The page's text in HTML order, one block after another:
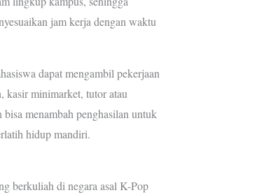
jam kerja dengan waktu
dapat mengambil pekerjaan
kasir minimarket, tutor atau
menambah penghasilan untuk
hidup mandiri.
berkuliah di negara asal K-Pop